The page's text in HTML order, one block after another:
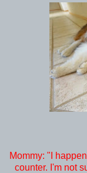
Mommy: "I
counter. I'm not